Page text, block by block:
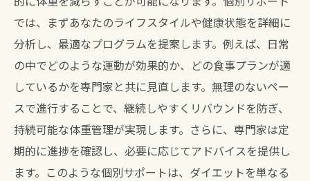
地域で利用可能なサポートサービス
地元のジムとフィットネスセンター紹介
地域イベントを活用したダイエット法
専門家と連携したダイエットコミュニティ
地域の食材を使ったヘルシーレシピ
住民の健康を守るための活動紹介
理想の体型を目指して持続可能な健康維持を
では、まずあなたのライフスタイルや健康状態を詳細に
分析し、最適なプログラムを提案します。例えば、日常
の中でどのような運動が効果的か、どの食事プランが適
しているかを専門家と共に見直します。無理のないペー
スで進行することで、継続しやすくリバウンドを防ぎ、
持続可能な体重管理が実現します。さらに、専門家は定
期的に進捗を確認し、必要に応じてアドバイスを提供し
ます。このような個別サポートは、ダイエットを単なる